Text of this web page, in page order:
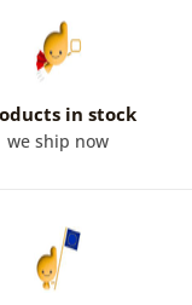
in stock
we ship now